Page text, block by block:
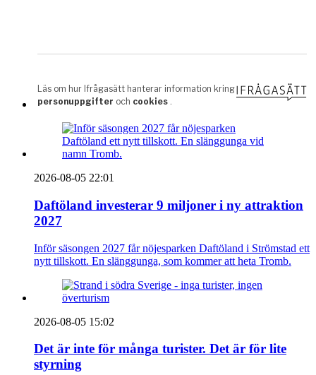
2026-08-05 22:01
Daftöland investerar 9 miljoner i ny attraktion
2027
Inför säsongen 2027 får nöjesparken Daftöland i Strömstad ett
nytt tillskott. En slänggunga, som kommer att heta Tromb.
2026-08-05 15:02
Det är inte för många turister. Det är för lite
styrning